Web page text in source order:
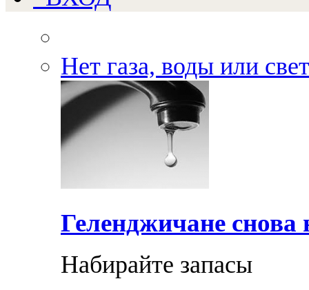
Нет газа, воды или
Геленджичане снова
Набирайте запасы